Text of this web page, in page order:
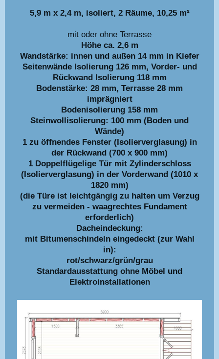
5,9 m x 2,4 m, isoliert, 2 Räume, 10,25 m²
mit oder ohne Terrasse
Höhe ca. 2,6 m
Wandstärke: innen und außen 14 mm in Kiefer
Seitenwände Isolierung 126 mm, Vorder- und
Rückwand Isolierung 118 mm
Bodenstärke: 28 mm, Terrasse 28 mm
imprägniert
Bodenisolierung 158 mm
Steinwollisolierung: 100 mm (Boden und
Wände)
1 zu öffnendes Fenster (Isolierverglasung) in
der Rückwand (700 x 900 mm)
1 Doppelflügelige Tür mit Zylinderschloss
(Isolierverglasung) in der Vorderwand (1010 x
1820 mm)
(die Türe ist leichtgängig zu halten um Verzug
zu vermeiden - waagrechtes Fundament
erforderlich)
Dacheindeckung:
mit Bitumenschindeln eingedeckt (zur Wahl
in):
rot/schwarz/grün/grau
Standardausstattung ohne Möbel und
Elektroinstallationen